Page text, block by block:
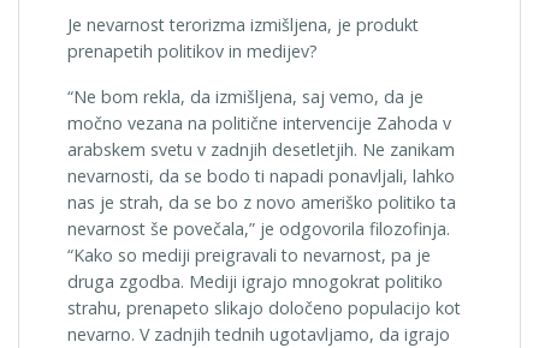
Je nevarnost terorizma izmišljena, je produkt
prenapetih politikov in medijev?
“Ne bom rekla, da izmišljena, saj vemo, da je
močno vezana na politične intervencije Zahoda v
arabskem svetu v zadnjih desetletjih. Ne zanikam
nevarnosti, da se bodo ti napadi ponavljali, lahko
nas je strah, da se bo z novo ameriško politiko ta
nevarnost še povečala,” je odgovorila filozofinja.
“Kako so mediji preigravali to nevarnost, pa je
druga zgodba. Mediji igrajo mnogokrat politiko
strahu, prenapeto slikajo določeno populacijo kot
nevarno. V zadnjih tednih ugotavljamo, da igrajo